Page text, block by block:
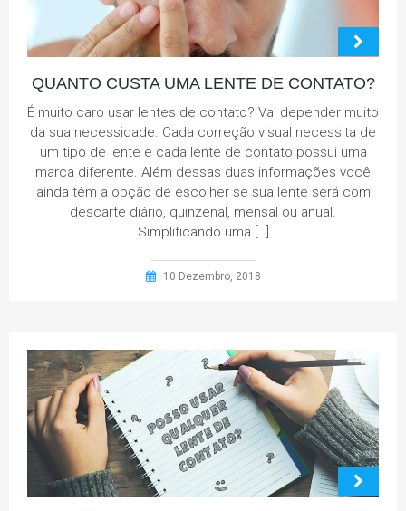
QUANTO CUSTA UMA LENTE DE CONTATO?
É muito caro usar lentes de contato? Vai depender muito
da sua necessidade. Cada correção visual necessita de
um tipo de lente e cada lente de contato possui uma
marca diferente. Além dessas duas informações você
ainda têm a opção de escolher se sua lente será com
descarte diário, quinzenal, mensal ou anual.
Simplificando uma […]
10 Dezembro, 2018